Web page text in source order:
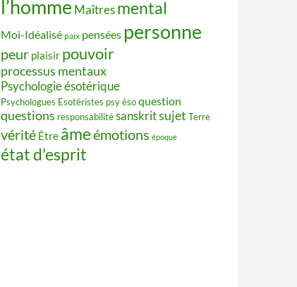
l’homme Maîtres mental
Moi-Idéalisé paix pensées personne
peur plaisir pouvoir
processus mentaux
Psychologie ésotérique
Psychologues Esotéristes psy ésoquestion
questions responsabilitésanskritsujet Terre
vérité Être âmeémotions époque
état d'esprit